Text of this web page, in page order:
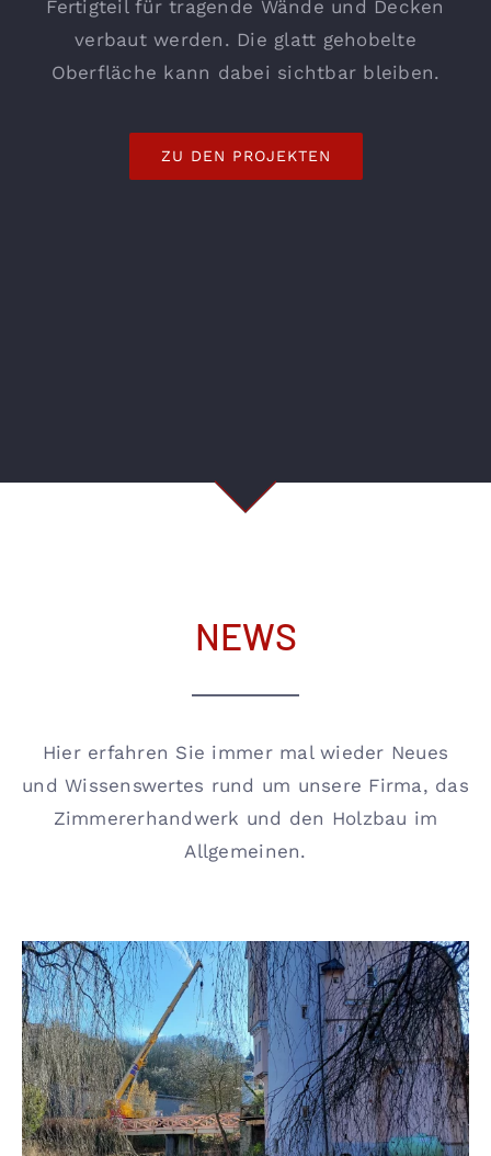
Fertigteil für tragende Wände und Decken
verbaut werden. Die glatt gehobelte
Oberfläche kann dabei sichtbar bleiben.
ZU DEN PROJEKTEN
NEWS
Hier erfahren Sie immer mal wieder Neues
und Wissenswertes rund um unsere Firma, das
Zimmererhandwerk und den Holzbau im
Allgemeinen.